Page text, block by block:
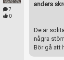
7
0
anders
De är
några
Bör gå att